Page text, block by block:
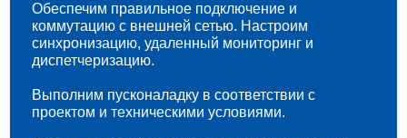
Обеспечим правильное подключение и
коммутацию с внешней сетью. Настроим
синхронизацию, удаленный мониторинг и
диспетчеризацию.
Выполним пусконаладку в соответствии с
проектом и техническими условиями.